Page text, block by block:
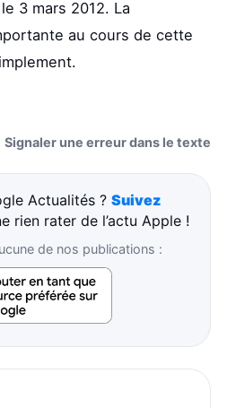
3 mars 2012. La
au cours de cette
Signaler une erreur dans le texte
Actualités ? Suivez
rien rater de l’actu Apple !
de nos publications :